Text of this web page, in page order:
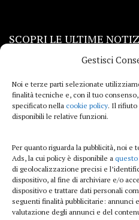
Gestisci
Noi e terze parti selezionate
finalità tecniche e, con il tuo
specificato nella cookie policy. Il rifiuto
disponibili le relative funzioni.
Per quanto riguarda la pubblicità, noi
Ads, la cui policy è disponibile a
di geolocalizzazione precisi e
dispositivo, al fine di archiviare e/o
dispositivo e trattare dati personali
seguenti finalità pubblicitarie: annunci
valutazione degli annunci e del
SCOPRI LE ULTIME
Viaggi
Beauty e benessere
Curiosità
Lifestyle
Sport